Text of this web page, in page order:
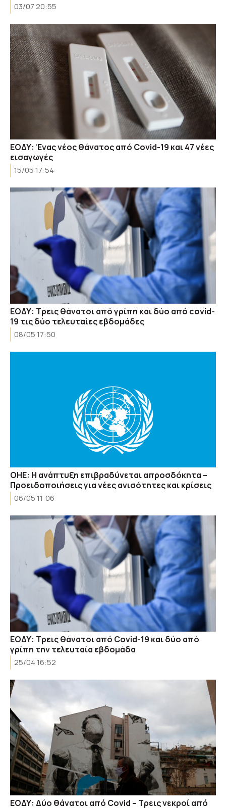
03/07 20:55
ΕΟΔΥ: Ένας νέος θάνατος από Covid-19 και 47 νέες
εισαγωγές
15/05 17:54
ΕΟΔΥ: Τρεις θάνατοι από γρίπη και δύο από covid-
19 τις δύο τελευταίες εβδομάδες
08/05 17:50
ΟΗΕ: Η ανάπτυξη επιβραδύνεται απροσδόκητα –
Προειδοποιήσεις για νέες ανισότητες και κρίσεις
06/05 11:06
ΕΟΔΥ: Τρεις θάνατοι από Covid-19 και δύο από
γρίπη την τελευταία εβδομάδα
25/04 16:52
ΕΟΔΥ: Δύο θάνατοι από Covid – Τρεις νεκροί από